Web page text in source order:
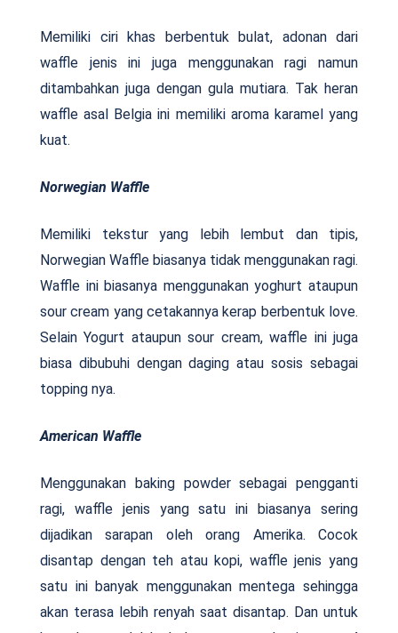
Memiliki ciri khas berbentuk bulat, adonan dari
waffle jenis ini juga menggunakan ragi namun
ditambahkan juga dengan gula mutiara. Tak heran
waffle asal Belgia ini memiliki aroma karamel yang
kuat.
Norwegian Waffle
Memiliki tekstur yang lebih lembut dan tipis,
Norwegian Waffle biasanya tidak menggunakan ragi.
Waffle ini biasanya menggunakan yoghurt ataupun
sour cream yang cetakannya kerap berbentuk love.
Selain Yogurt ataupun sour cream, waffle ini juga
biasa dibubuhi dengan daging atau sosis sebagai
topping nya.
American Waffle
Menggunakan baking powder sebagai pengganti
ragi, waffle jenis yang satu ini biasanya sering
dijadikan sarapan oleh orang Amerika. Cocok
disantap dengan teh atau kopi, waffle jenis yang
satu ini banyak menggunakan mentega sehingga
akan terasa lebih renyah saat disantap. Dan untuk